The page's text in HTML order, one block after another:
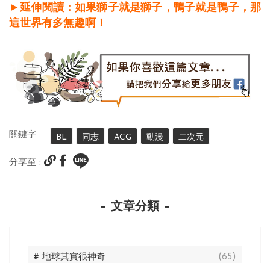
►延伸閱讀：如果獅子就是獅子，鴨子就是鴨子，那
這世界有多無趣啊！
關鍵字 : BL 同志 ACG 動漫 二次元
分享至 :
文章分類
# 地球其實很神奇 (65)